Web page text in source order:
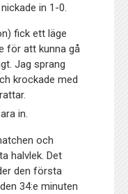
in 1-0.
fick ett läge
för att kunna gå
Jag sprang
krockade med
in.
och
halvlek. Det
den första
34:e minuten